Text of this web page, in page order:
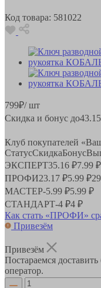
Код товара: 581022
799₽/ шт
Скидка и бонус до43.15
Клуб покупателей
СтатусСкидкаБонус
ЭКСПЕРТ35.16 ₽7.99 ₽
ПРОФИ23.17 ₽5.99 ₽
МАСТЕР-5.99 ₽5.99 ₽
СТАНДАРТ-4 ₽4 ₽
Как стать «ПРОФИ»
Привезём
Привезём
Постараемся
оператор.